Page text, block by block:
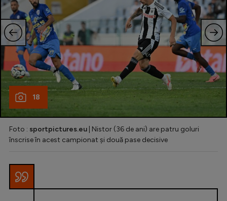
18
Foto : sportpictures.eu | Nistor (36 de ani) are patru goluri
înscrise în acest campionat și două pase decisive